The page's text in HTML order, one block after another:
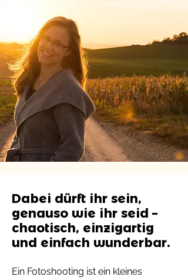
Dabei dürft ihr sein,
genauso wie ihr seid –
chaotisch, einzigartig
und einfach wunderbar.
Ein Fotoshooting ist ein kleines